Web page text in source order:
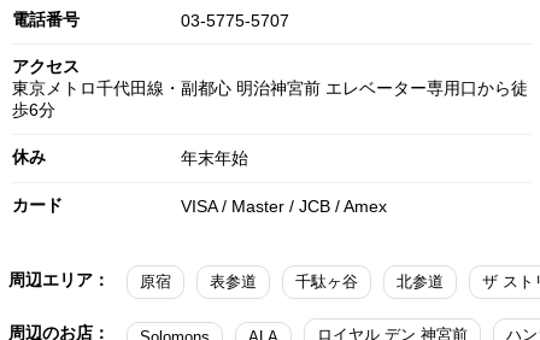
電話番号 03-5775-5707
アクセス
東京メトロ千代田線・副都心 明治神宮前 エレベーター専用口から徒
歩6分
休み 年末年始
カード VISA / Master / JCB / Amex
周辺エリア： 原宿 表参道 千駄ヶ谷 北参道 ザ スト
周辺のお店： ロイヤル デン 神宮前 ハ